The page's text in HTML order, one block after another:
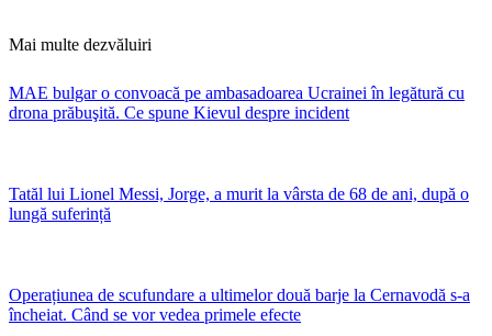
Mai multe dezvăluiri
MAE bulgar o convoacă pe ambasadoarea Ucrainei în legătură cu
drona prăbuşită. Ce spune Kievul despre incident
Tatăl lui Lionel Messi, Jorge, a murit la vârsta de 68 de ani, după o
lungă suferință
Operațiunea de scufundare a ultimelor două barje la Cernavodă s-a
încheiat. Când se vor vedea primele efecte